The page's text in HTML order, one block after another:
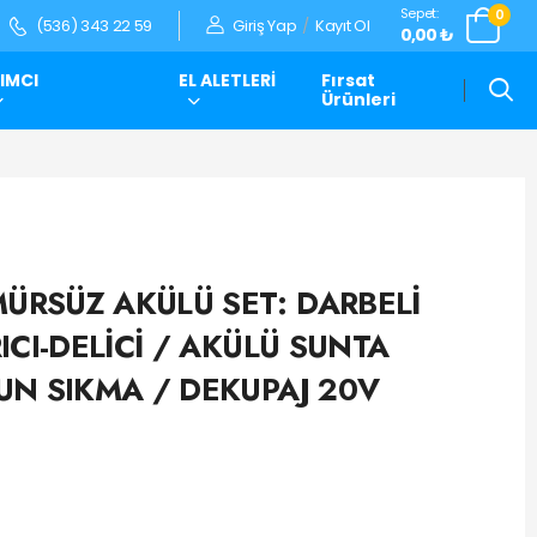
(536) 343 22 59 Giriş Yap / Kayıt Ol
Sepet:
0,00 ₺
0
EL ALETLERİ
Fırsat
Ürünleri
AKÜLÜ SET: DARBELİ
DELİCİ / AKÜLÜ SUNTA
SIKMA / DEKUPAJ 20V